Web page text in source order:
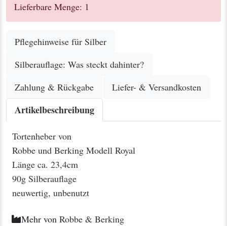
Lieferbare Menge: 1
Pflegehinweise für Silber
Silberauflage: Was steckt dahinter?
Zahlung & Rückgabe
Liefer- & Versandkosten
Artikelbeschreibung
Tortenheber von
Robbe und Berking Modell Royal
Länge ca. 23,4cm
90g Silberauflage
neuwertig, unbenutzt
Mehr von Robbe & Berking